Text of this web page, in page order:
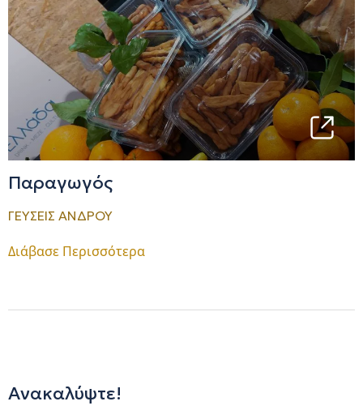
Παραγωγός
ΓΕΥΣΕΙΣ ΑΝΔΡΟΥ
Διάβασε Περισσότερα
Ανακαλύψτε!